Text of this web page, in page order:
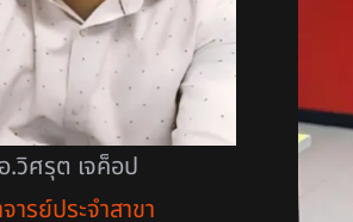
.วิศรุต เจค็อป
ารย์ประจำสาขา